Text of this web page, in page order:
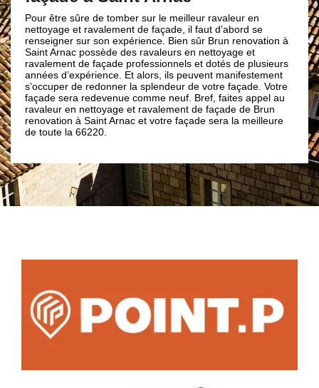
Pour être sûre de tomber sur le meilleur ravaleur en
nettoyage et ravalement de façade, il faut d’abord se
renseigner sur son expérience. Bien sûr Brun renovation à
Saint Arnac possède des ravaleurs en nettoyage et
ravalement de façade professionnels et dotés de plusieurs
années d’expérience. Et alors, ils peuvent manifestement
s’occuper de redonner la splendeur de votre façade. Votre
façade sera redevenue comme neuf. Bref, faites appel au
ravaleur en nettoyage et ravalement de façade de Brun
renovation à Saint Arnac et votre façade sera la meilleure
de toute la 66220.